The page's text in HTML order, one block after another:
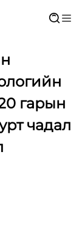
гарын
чадал